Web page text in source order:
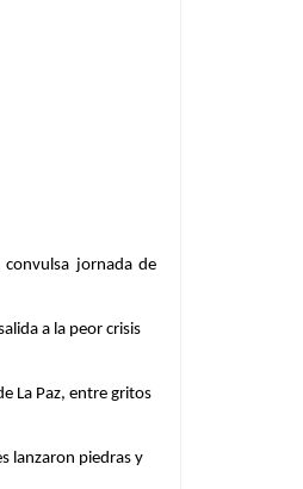
jornada de
a la peor crisis
La Paz, entre gritos
lanzaron piedras y